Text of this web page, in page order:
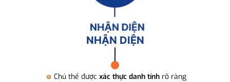
NHẬN DIỆN
Chủ thể được xác thực danh tính rõ ràng